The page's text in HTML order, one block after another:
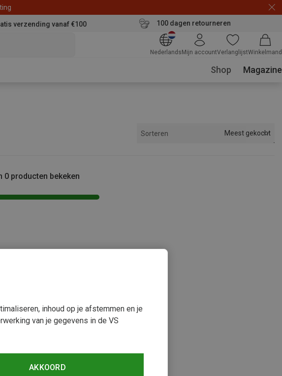
verzending vanaf €100 100 dagen retourneren
Nederlands Mijn accountVerlanglijstWinkelmand
Shop Magazine
Sorteren Meest gekocht
0 producten bekeken
inhoud op je afstemmen en je
van je gegevens in de VS
AKKOORD